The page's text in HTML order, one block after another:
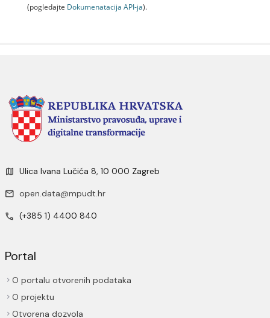
(pogledajte Dokumenаtаcijа API-jа).